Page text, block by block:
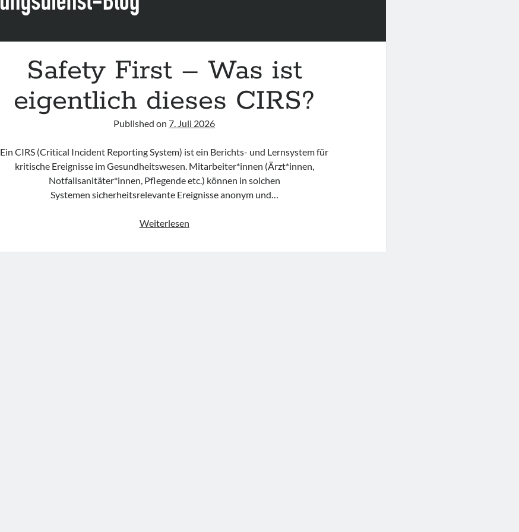
Safety First – Was ist
eigentlich dieses CIRS?
Published on7. Juli 2026
Ein CIRS (Critical Incident Reporting System) ist ein Berichts- und Lernsystem für
kritische Ereignisse im Gesundheitswesen. Mitarbeiter*innen (Ärzt*innen,
Notfallsanitäter*innen, Pflegende etc.) können in solchen
Systemen sicherheitsrelevante Ereignisse anonym und…
WeiterlesenSafety